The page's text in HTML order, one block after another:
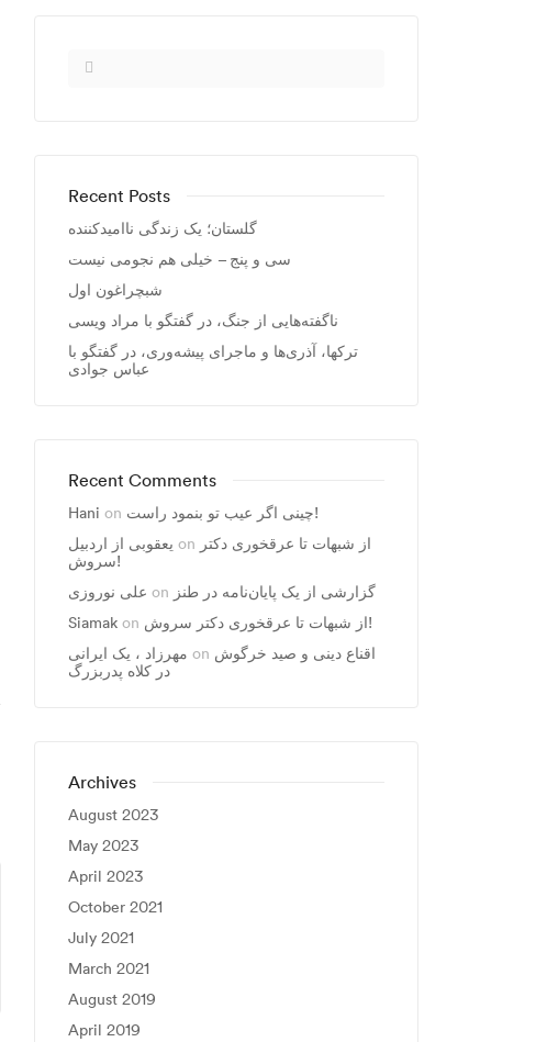
Recent Posts
گلستان؛ یک زندگی ناامیدکننده
سی و پنج – خیلی هم نجومی نیست
شبچراغون اول
ناگفته‌هایی از جنگ، در گفتگو با مراد ویسی
ترکها، آذری‌ها و ماجرای پیشه‌وری، در گفتگو با
عباس جوادی
Recent Comments
Hani on
چینی اگر عیب تو بنمود راست!
یعقوبی از اردبیل on از شبهات تا عرقخوری دکتر
سروش!
علی نوروزی on گزارشی از یک پایان‌نامه در طنز
Siamak on
از شبهات تا عرقخوری دکتر سروش!
مهرزاد ، يک ايرانی on اقناع دینی و صید خرگوش
در کلاه پدربزرگ
Archives
August 2023
May 2023
April 2023
October 2021
July 2021
March 2021
August 2019
April 2019